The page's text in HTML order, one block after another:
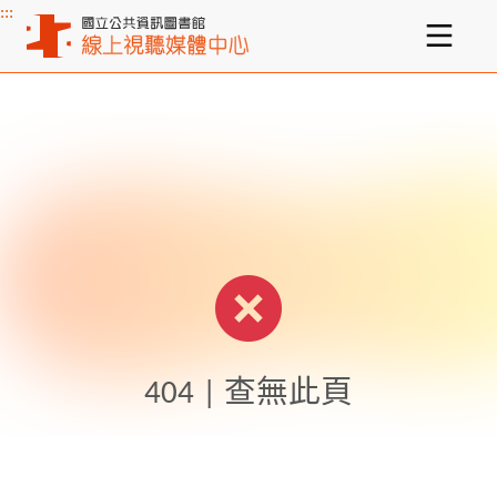
主要內容區塊
:::
404 | 查無此頁